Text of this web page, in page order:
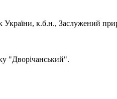
к.б.н., Заслужений
"Дворічанський".